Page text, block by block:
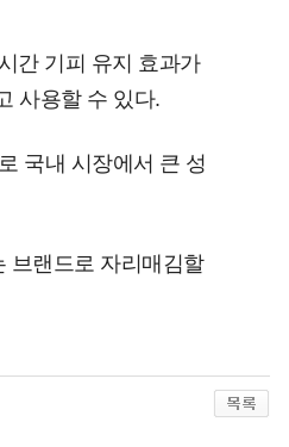
간 기피 유지 효과가
사용할 수 있다.
국내 시장에서 큰 성
브랜드로 자리매김할